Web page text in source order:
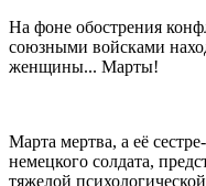
На фоне обострения
союзными войсками
женщины... Марты!
Марта мертва, а её
немецкого солдата,
тяжелой